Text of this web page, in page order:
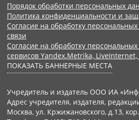
Порядок обработки персональных
Политика конфиденциальности и
Согласие на обработку
связи
Согласие на обработку
сервисов Yandex.Metrika,
ПОКАЗАТЬ БАННЕРНЫЕ МЕСТА
Учредитель и издатель ООО ИА
Адрес учредителя, издателя,
Москва, ул. Кржижановского, д.13,